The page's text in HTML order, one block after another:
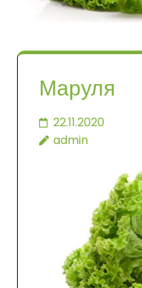
Маруля
22.11.2020
admin